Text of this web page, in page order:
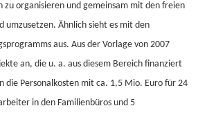
organisieren und gemeinsam mit den freien
umzusetzen. Ähnlich sieht es mit den
aus. Aus der Vorlage von 2007
an, die u. a. aus diesem Bereich finanziert
die Personalkosten mit ca. 1,5 Mio. Euro für 24
in den Familienbüros und 5